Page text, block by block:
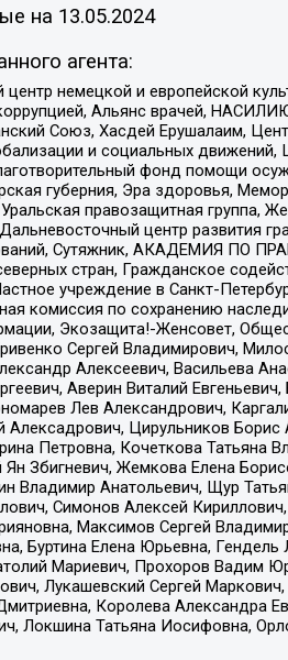
на 13.05.2024
агента:
немецкой и европейской
Альянс врачей,
Союз, Хасдей Ерушалаим,
и социальных
фонд помощи
губерния, Эра здоровья,
правозащитная группа,
центр развития
Сутяжник, АКАДЕМИЯ ПО
стран, Гражданское
учреждение в Санкт-
комиссия по сохранению
Экозащита!-Женсовет,
Сергей Владимирович,
Алексеевич, Васильева
Аверин Виталий
Лев Александрович,
Цирульников
Петровна, Кочеткова Татьяна
Ян Збигневич, Жемкова Елена
Владимир Анатольевич, Щур
Симонов Алексей
Максимов Сергей
Буртина Елена Юрьевна,
Мариевич, Прохоров Вадим
Лукашевский Сергей
Королева Александра
Локшина Татьяна Иосифовна,